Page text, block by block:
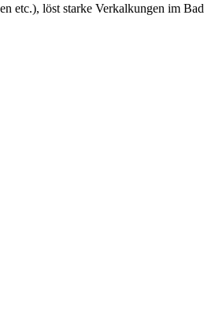
etc.), löst starke Verkalkungen im Bad